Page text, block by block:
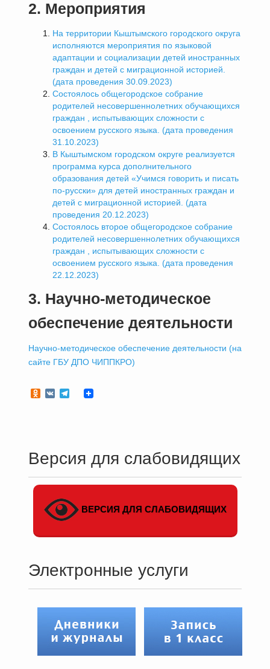
2. Мероприятия
На территории Кыштымского городского округа
исполняются мероприятия по языковой
адаптации и социализации детей иностранных
граждан и детей с миграционной историей.
(дата проведения 30.09.2023)
Состоялось общегородское собрание
родителей несовершеннолетних обучающихся
граждан , испытывающих сложности с
освоением русского языка. (дата проведения
31.10.2023)
В Кыштымском городском округе реализуется
программа курса дополнительного
образования детей «Учимся говорить и писать
по-русски» для детей иностранных граждан и
детей с миграционной историей. (дата
проведения 20.12.2023)
Состоялось второе общегородское собрание
родителей несовершеннолетних обучающихся
граждан , испытывающих сложности с
освоением русского языка. (дата проведения
22.12.2023)
3. Научно-методическое
обеспечение деятельности
Научно-методическое обеспечение деятельности (на
сайте ГБУ ДПО ЧИППКРО)
Odnoklassniki
VKTelegram
Версия для слабовидящих
ВЕРСИЯ ДЛЯ СЛАБОВИДЯЩИХ
Электронные услуги